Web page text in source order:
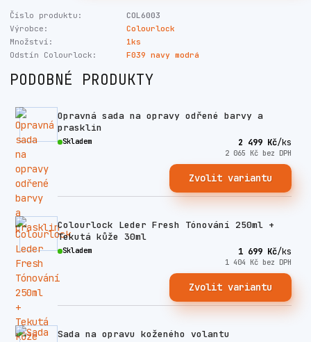
Číslo produktu:
COL6003
Výrobce:
Colourlock
Množství:
1ks
Odstín Colourlock:
F039 navy modrá
PODOBNÉ PRODUKTY
Opravná sada na opravy odřené barvy a
prasklin
2 499 Kč/ks
2 065 Kč bez DPH
Skladem
Zvolit variantu
Colourlock Leder Fresh Tónování 250ml +
Tekutá kůže 30ml
1 699 Kč/ks
1 404 Kč bez DPH
Skladem
Zvolit variantu
Sada na opravu koženého volantu